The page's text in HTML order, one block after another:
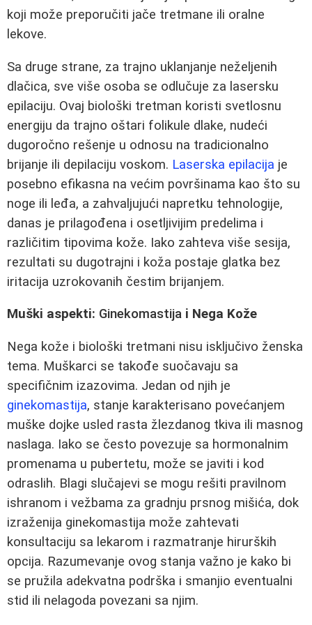
koji može preporučiti jače tretmane ili oralne
lekove.
Sa druge strane, za trajno uklanjanje neželjenih
dlačica, sve više osoba se odlučuje za lasersku
epilaciju. Ovaj biološki tretman koristi svetlosnu
energiju da trajno oštari folikule dlake, nudeći
dugoročno rešenje u odnosu na tradicionalno
brijanje ili depilaciju voskom. Laserska epilacija je
posebno efikasna na većim površinama kao što su
noge ili leđa, a zahvaljujući napretku tehnologije,
danas je prilagođena i osetljivijim predelima i
različitim tipovima kože. Iako zahteva više sesija,
rezultati su dugotrajni i koža postaje glatka bez
iritacija uzrokovanih čestim brijanjem.
Muški aspekti: Ginekomastija i Nega Kože
Nega kože i biološki tretmani nisu isključivo ženska
tema. Muškarci se takođe suočavaju sa
specifičnim izazovima. Jedan od njih je
ginekomastija, stanje karakterisano povećanjem
muške dojke usled rasta žlezdanog tkiva ili masnog
naslaga. Iako se često povezuje sa hormonalnim
promenama u pubertetu, može se javiti i kod
odraslih. Blagi slučajevi se mogu rešiti pravilnom
ishranom i vežbama za gradnju prsnog mišića, dok
izraženija ginekomastija može zahtevati
konsultaciju sa lekarom i razmatranje hirurških
opcija. Razumevanje ovog stanja važno je kako bi
se pružila adekvatna podrška i smanjio eventualni
stid ili nelagoda povezani sa njim.